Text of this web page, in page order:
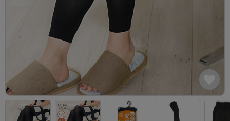
レッグウェア
ストッキング
- 無地ストッキング
- 柄ストッキング
- ショート丈ストッキング
- 着圧ストッキング
インナーウェア
ブラジャー
- ノンワイヤーブラ
- ワイヤーブラ
- ブラトップ
ライフスタイルウェア
ボトムス
トップス
ルームウェア・パジャマ
レッグウエア
ソックス・靴下
クルー・レギュラー丈ソックス
スニーカー丈・くるぶし丈ソックス
ハイソックス
インナーウエア
メンズパンツ
ボクサー
トランクス
Tバック・ビキニ
ライフスタイルウェア
ボトムス
トップス
ルームウェア・パジャマ
レッグウエア
タイツ
ソックス・靴下
クルー・レギュラー丈ソックス
スニーカー丈・くるぶし丈ソックス
ハイソックス
インナーウエア
ブラジャー
ノンワイヤーブラ
ワイヤーブラ
スポーツブラ
ブランドから探す
AZGI
アスティーグ
クリアビューティアクティブ
スゴスト
商品選びのお手伝い
お悩み別ガードル
ブラジャー特集
私に似合う、ストッキング選び
タイツの選び方
ご利用ガイド